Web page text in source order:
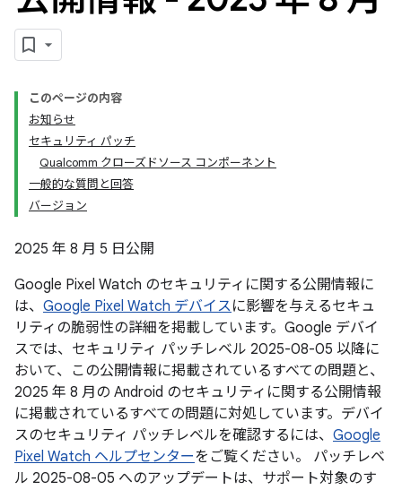
このページの内容
お知らせ
セキュリティ パッチ
Qualcomm クローズドソース コンポーネント
一般的な質問と回答
バージョン
2025 年 8 月 5 日公開
Google Pixel Watch のセキュリティに関する公開情報に
は、 Google Pixel Watch デバイスに影響を与えるセキュ
リティの脆弱性の詳細を掲載しています。Google デバイ
スでは、セキュリティ パッチレベル 2025-08-05 以降に
おいて、この公開情報に掲載されているすべての問題と、
2025 年 8 月の Android のセキュリティに関する公開情報
に掲載されているすべての問題に対処しています。デバイ
スのセキュリティ パッチレベルを確認するには、 Google
Pixel Watch ヘルプセンターをご覧ください。 パッチレベ
ル 2025-08-05 へのアップデートは、サポート対象のす